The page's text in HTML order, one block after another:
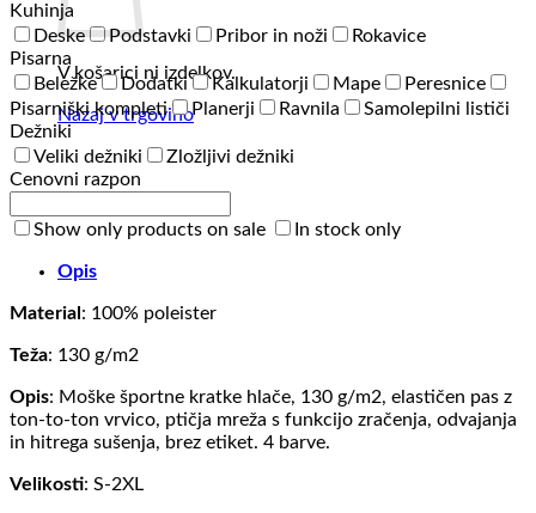
V košarici ni izdelkov.
Nazaj v trgovino
Kuhinja
Deske
Podstavki Pribor in noži
Rokavice
Pisarna
Beležke
Dodatki Kalkulatorji Mape
Peresnice
Pisarniški kompleti
Planerji Ravnila
Samolepilni lističi
Dežniki
Veliki dežniki
Zložljivi dežniki
Cenovni razpon
Show only products on sale In stock only
Opis
Material : 100% poleister
Teža: 130 g/m2
Opis: Moške športne kratke hlače, 130 g/m2, elastičen pas z
ton-to-ton vrvico, ptičja mreža s funkcijo zračenja, odvajanja
in hitrega sušenja, brez etiket. 4 barve.
Velikosti: S-2XL